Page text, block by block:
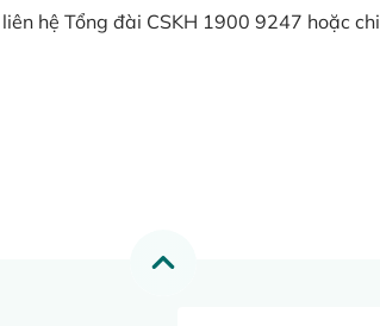
hệ Tổng đài CSKH 1900 9247 hoặc chi